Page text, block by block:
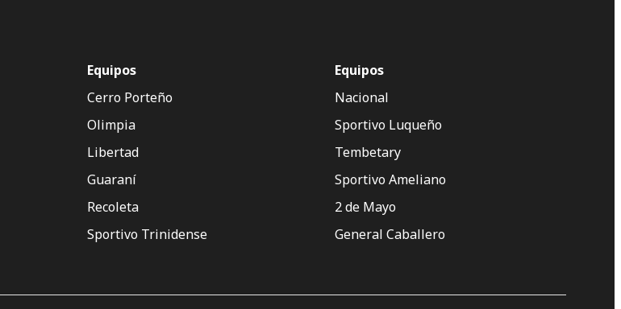
Equipos
Cerro Porteño
Olimpia
Libertad
Guaraní
Recoleta
Sportivo Trinidense
Equipos
Nacional
Sportivo Luqueño
Tembetary
Sportivo Ameliano
2 de Mayo
General Caballero